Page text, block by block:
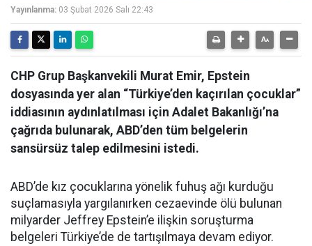
Yayınlanma: 03 Şubat 2026 Salı 22:43
CHP Grup Başkanvekili Murat Emir, Epstein
dosyasında yer alan “Türkiye’den kaçırılan çocuklar”
iddiasının aydınlatılması için Adalet Bakanlığı’na
çağrıda bulunarak, ABD’den tüm belgelerin
sansürsüz talep edilmesini istedi.
ABD’de kız çocuklarına yönelik fuhuş ağı kurduğu
suçlamasıyla yargılanırken cezaevinde ölü bulunan
milyarder Jeffrey Epstein’e ilişkin soruşturma
belgeleri Türkiye’de de tartışılmaya devam ediyor.